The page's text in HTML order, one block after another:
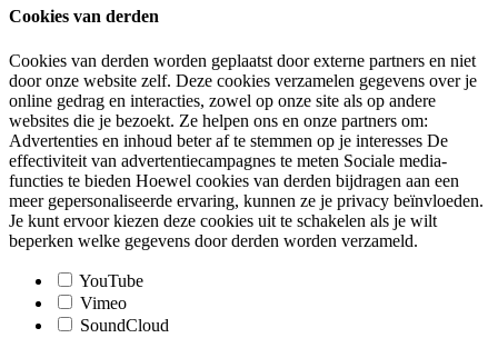
Cookies van derden
Cookies van derden worden geplaatst door externe partners en niet
door onze website zelf. Deze cookies verzamelen gegevens over je
online gedrag en interacties, zowel op onze site als op andere
websites die je bezoekt. Ze helpen ons en onze partners om:
Advertenties en inhoud beter af te stemmen op je interesses De
effectiviteit van advertentiecampagnes te meten Sociale media-
functies te bieden Hoewel cookies van derden bijdragen aan een
meer gepersonaliseerde ervaring, kunnen ze je privacy beïnvloeden.
Je kunt ervoor kiezen deze cookies uit te schakelen als je wilt
beperken welke gegevens door derden worden verzameld.
YouTube
Vimeo
SoundCloud